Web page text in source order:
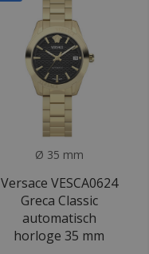
Ø 35 mm
Versace VESCA0624
Greca Classic
automatisch
horloge 35 mm